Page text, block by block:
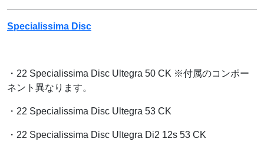
Specialissima Disc
・22 Specialissima Disc Ultegra 50 CK ※付属のコンポー
ネント異なります。
・22 Specialissima Disc Ultegra 53 CK
・22 Specialissima Disc Ultegra Di2 12s 53 CK